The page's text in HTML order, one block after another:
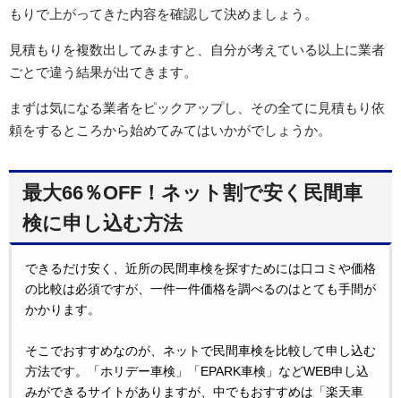
もりで上がってきた内容を確認して決めましょう。
見積もりを複数出してみますと、自分が考えている以上に業者
ごとで違う結果が出てきます。
まずは気になる業者をピックアップし、その全てに見積もり依
頼をするところから始めてみてはいかがでしょうか。
最大66％OFF！ネット割で安く民間車
検に申し込む方法
できるだけ安く、近所の民間車検を探すためには口コミや価格
の比較は必須ですが、一件一件価格を調べるのはとても手間が
かかります。
そこでおすすめなのが、ネットで民間車検を比較して申し込む
方法です。「ホリデー車検」「EPARK車検」などWEB申し込
みができるサイトがありますが、中でもおすすめは「楽天車